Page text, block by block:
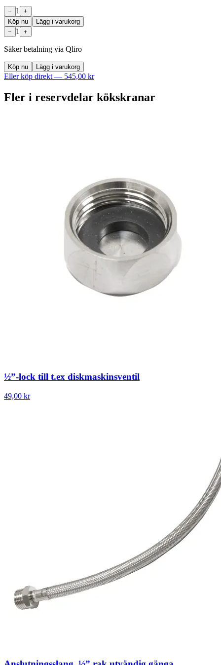
− 1
+
Köp nu
Lägg i varukorg
−
1 +
Säker betalning via Qliro
Köp nu Lägg i varukorg
Eller köp direkt — 545,00 kr
Fler i reservdelar kökskranar
½”-lock till t.ex diskmaskinsventil
49,00 kr